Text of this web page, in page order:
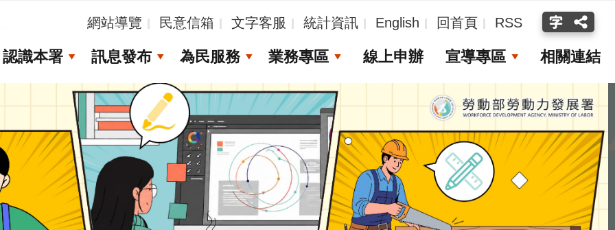
網站導覽 民意信箱 文字客服 統計資訊 English 回首頁 RSS
認識本署 訊息發布 為民服務 業務專區 線上申辦 宣導專區 相關連結